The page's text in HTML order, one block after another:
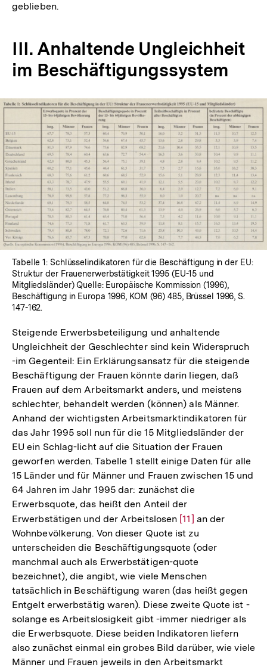
geblieben.
III. Anhaltende Ungleichheit
im Beschäftigungssystem
In
Lightbox
öffnen
Tabelle 1: Schlüsselindikatoren für die Beschäftigung in der EU:
Struktur der Frauenerwerbstätigkeit 1995 (EU-15 und
Mitgliedsländer) Quelle: Europäische Kommission (1996),
Beschäftigung in Europa 1996, KOM (96) 485, Brüssel 1996, S.
147-162.
Steigende Erwerbsbeteiligung und anhaltende
Ungleichheit der Geschlechter sind kein Widerspruch
-im Gegenteil: Ein Erklärungsansatz für die steigende
Beschäftigung der Frauen könnte darin liegen, daß
Frauen auf dem Arbeitsmarkt anders, und meistens
schlechter, behandelt werden (können) als Männer.
Anhand der wichtigsten Arbeitsmarktindikatoren für
das Jahr 1995 soll nun für die 15 Mitgliedsländer der
EU ein Schlag-licht auf die Situation der Frauen
geworfen werden. Tabelle 1 stellt einige Daten für alle
15 Länder und für Männer und Frauen zwischen 15 und
64 Jahren im Jahr 1995 dar: zunächst die
Erwerbsquote, das heißt den Anteil der
Erwerbstätigen und der Arbeitslosen Zur
Auflösung
der
Fußnote
[11] an der
Wohnbevölkerung. Von dieser Quote ist zu
unterscheiden die Beschäftigungsquote (oder
manchmal auch als Erwerbstätigen-quote
bezeichnet), die angibt, wie viele Menschen
tatsächlich in Beschäftigung waren (das heißt gegen
Entgelt erwerbstätig waren). Diese zweite Quote ist -
solange es Arbeitslosigkeit gibt -immer niedriger als
die Erwerbsquote. Diese beiden Indikatoren liefern
also zunächst einmal ein grobes Bild darüber, wie viele
Männer und Frauen jeweils in den Arbeitsmarkt